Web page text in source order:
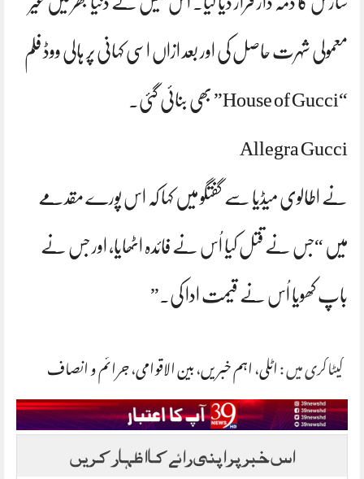
معمولی شہرت حاصل کی اور بعد ازاں اسی کہانی پر ہالی ووڈ فلم
“House of Gucci” بھی بنائی گئی۔
Allegra Gucci
نے اطالوی میڈیا سے گفتگو میں کہا کہ اس پورے مقدمے
میں “جس نے قتل کیا اُس نے فائدہ اٹھایا، اور جس نے
باپ کھویا اُس نے قیمت ادا کی۔”
کیٹاگری میں :اٹلی،اہم خبریں،بین الاقوامی،جرائم و انصاف
اس خبر پر اپنی رائے کا اظہار کریں